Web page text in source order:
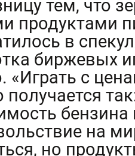
тем, что
продуктами
в
биржевых
«Играть с
получается
на
но